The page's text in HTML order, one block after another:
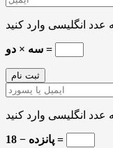
سه × دو =
18 − پانزده =